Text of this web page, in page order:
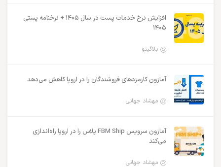
افزایش نرخ خدمات پست در سال ۱۴۰۵ + نرخنامه پستی
۱۴۰۵
بلاگیتو
آمازون کارمزدهای فروشندگان را در اروپا کاهش می‌دهد
مهشاد جهانی
آمازون سرویس FBM Ship پلاس را در اروپا راه‌اندازی
می‌کند
مهشاد جهانی